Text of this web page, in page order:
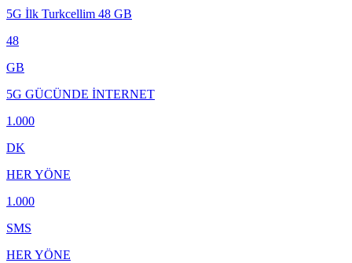
5G İlk Turkcellim 48 GB
48
GB
5G GÜCÜNDE İNTERNET
1.000
DK
HER YÖNE
1.000
SMS
HER YÖNE